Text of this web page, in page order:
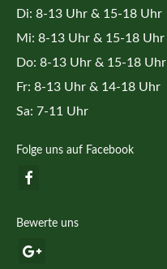
Di: 8-13 Uhr & 15-18 Uhr
Mi: 8-13 Uhr & 15-18 Uhr
Do: 8-13 Uhr & 15-18 Uhr
Fr: 8-13 Uhr & 14-18 Uhr
Sa: 7-11 Uhr
Folge uns auf Facebook
Bewerte uns